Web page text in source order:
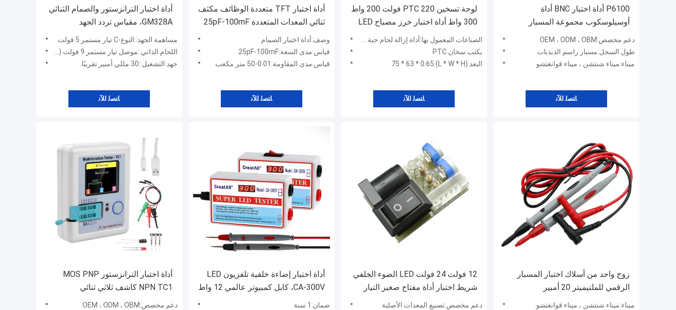
أداة اختبار الترانزستور والصمام الثنائي
GM328A، مقياس تردد الجهد
مساهمة الجهد::النوع-C تيار مستمر 5 فولت
اللحام الذاتي::موصل تيار مستمر 9 فولت (تيار مستمر 9 فولت: يتطلب اللحام الذاتي للموصلات قبل الاستخدام)
جهد التشغيل::30 مللي أمبير تقريبًا.
ﺎﺘﺼﻟ ﺍﻶﻧ
أداة اختبار TFT متعددة الوظائف مكثف
ثنائي المعدات المتعددة 25pF-100mF
المدى
وصف:أداة اختبار الصمام
قياس مدى السعة:25pF-100mF
قياس مدى المقاومة:0.01-50 متر مكعب
ﺎﺘﺼﻟ ﺍﻶﻧ
لوحة تسخين PTC 220 فولت 200 واط
300 واط أداة اختبار خرز مصباح LED
لإزالة اللحام
الصناعات المعمول بها:أداة إزالة لحام حبة مصباح LED
يكتب:سخان PTC
البعد (L * W * H):75 * 63 * 0.65
ﺎﺘﺼﻟ ﺍﻶﻧ
P6100 أداة اختبار BNC أداة
أوسيلوسكوب مجموعة المسبار
100MHz 1X 10X شريط مجموعة
قطعة 2
دعم مخصص:OEM ، ODM ، OBM
طول السجل:مسبار راسم الذبذبات
ميناء:ميناء شنتشن ، ميناء قوانغتشو
ﺎﺘﺼﻟ ﺍﻶﻧ
أداة اختبار الترانزستور MOS PNP
NPN TC1 كاشف ثلاثي ثنائي
دعم مخصص:OEM ، ODM ، OBM
أداة اختبار إضاءة خلفية تلفزيون LED
CA-300V، كابل كمبيوتر عالمي 12 واط
تشخيصيضمان:1 سنة
12 فولت 24 فولت LED الضوء الخلفي
شريط اختبار أداة مفتاح صغير التيار
دعم مخصص:تصنيع المعدات الأصلية
زوج واحد من أسلاك اختبار المسبار
الرقمي للملتيميتر 20 أمبير
ميناء:ميناء شنتشن ، ميناء قوانغتشو